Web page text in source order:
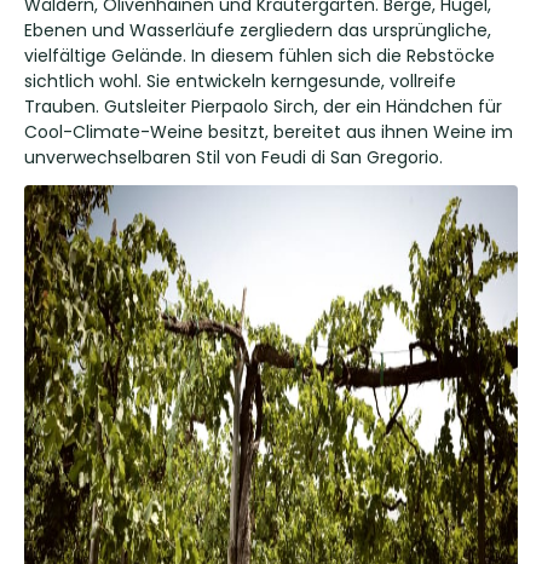
Wäldern, Olivenhainen und Kräutergärten. Berge, Hügel,
Ebenen und Wasserläufe zergliedern das ursprüngliche,
vielfältige Gelände. In diesem fühlen sich die Rebstöcke
sichtlich wohl. Sie entwickeln kerngesunde, vollreife
Trauben. Gutsleiter Pierpaolo Sirch, der ein Händchen für
Cool-Climate-Weine besitzt, bereitet aus ihnen Weine im
unverwechselbaren Stil von Feudi di San Gregorio.